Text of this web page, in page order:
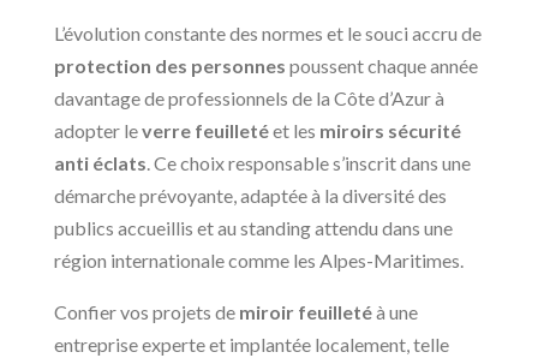
L’évolution constante des normes et le souci accru de
protection des personnes poussent chaque année
davantage de professionnels de la Côte d’Azur à
adopter leverre feuilletéet les miroirs sécurité
anti éclats. Ce choix responsable s’inscrit dans une
démarche prévoyante, adaptée à la diversité des
publics accueillis et au standing attendu dans une
région internationale comme les Alpes-Maritimes.
Confier vos projets de miroir feuilletéà une
entreprise experte et implantée localement, telle